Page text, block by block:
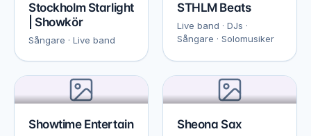
Stockholm Starlight
| Showkör
Sångare · Live band
STHLM Beats
Live band · DJs ·
Sångare · Solomusiker
Showtime Entertain Sheona Sax